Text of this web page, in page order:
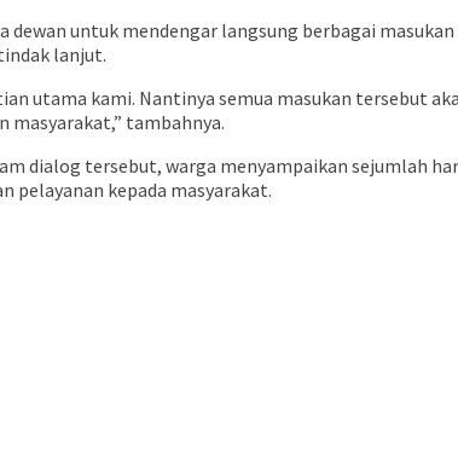
untuk mendengar langsung berbagai
lanjut.
utama kami. Nantinya semua masukan tersebut
masyarakat,” tambahnya.
dialog tersebut, warga menyampaikan
pelayanan kepada masyarakat.